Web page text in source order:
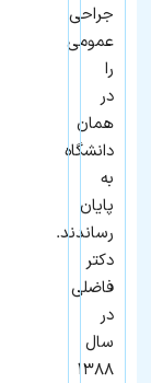
جراحی
عمومی
را
در
همان
دانشگاه
به
پایان
رساندند.
دکتر
فاضلی
در
سال
۱۳۸۸